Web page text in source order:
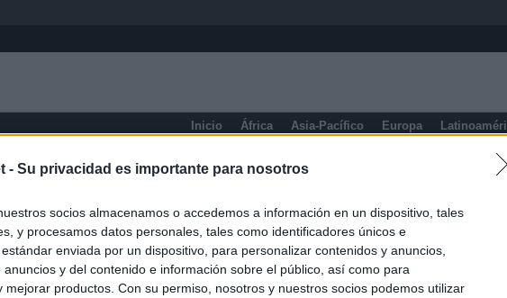
- Su privacidad es importante para nosotros
socios almacenamos o accedemos a información en un dispositivo, tales
y procesamos datos personales, tales como identificadores únicos e
enviada por un dispositivo, para personalizar contenidos y anuncios,
anuncios y del contenido e información sobre el público, así como para
mejorar productos. Con su permiso, nosotros y nuestros socios podemos utilizar
Inicio África Asia-Pacífico Europa